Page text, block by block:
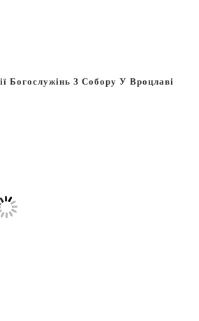
Богослужінь З Собору У Вроцлаві